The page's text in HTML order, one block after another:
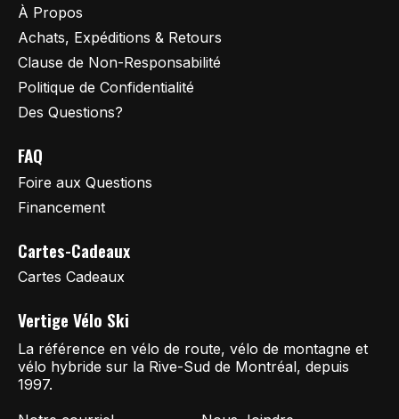
À Propos
Achats, Expéditions & Retours
Clause de Non-Responsabilité
Politique de Confidentialité
Des Questions?
FAQ
Foire aux Questions
Financement
Cartes-Cadeaux
Cartes Cadeaux
Vertige Vélo Ski
La référence en vélo de route, vélo de montagne et
vélo hybride sur la Rive-Sud de Montréal, depuis
1997.